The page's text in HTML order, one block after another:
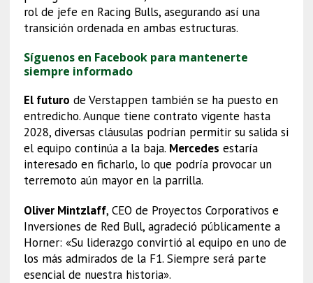
rol de jefe en Racing Bulls, asegurando así una
transición ordenada en ambas estructuras.
Síguenos en Facebook para mantenerte
siempre informado
El futuro de Verstappen también se ha puesto en
entredicho. Aunque tiene contrato vigente hasta
2028, diversas cláusulas podrían permitir su salida si
el equipo continúa a la baja. Mercedes estaría
interesado en ficharlo, lo que podría provocar un
terremoto aún mayor en la parrilla.
Oliver Mintzlaff, CEO de Proyectos Corporativos e
Inversiones de Red Bull, agradeció públicamente a
Horner: «Su liderazgo convirtió al equipo en uno de
los más admirados de la F1. Siempre será parte
esencial de nuestra historia».